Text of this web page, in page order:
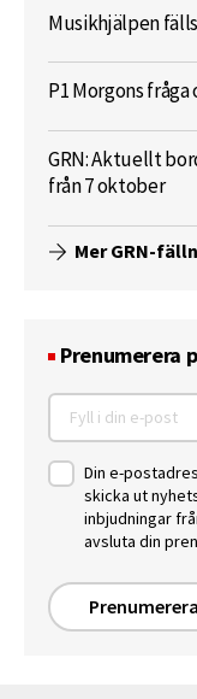
Musikhjälpen
P1 Morgons
GRN: Aktuellt
från 7 oktober
Mer GRN-
Prenumerera
Din e-
skicka ut
inbjudningar
avsluta din
Prenumerera